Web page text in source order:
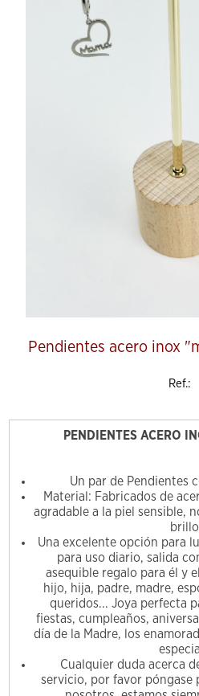
Pendientes acero inox
Ref.:
PENDIENTES ACERO
Un par de Pendientes
Material: Fabricados de
agradable a la piel sensible,
Una excelente opción para
para uso diario, salida
asequible regalo para él y
hijo, hija, padre, madre,
queridos... Joya perfecta
fiestas, cumpleaños,
día de la Madre, los
Cualquier duda acerca
servicio, por favor póngase